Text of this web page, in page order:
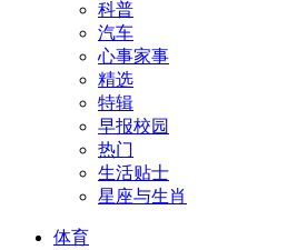
科普
汽车
心事家事
精选
特辑
早报校园
热门
生活贴士
星座与生肖
体育